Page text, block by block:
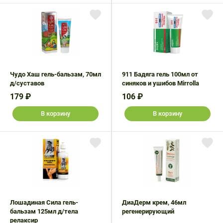
Чудо Хаш гель-бальзам, 70мл
д/суставов
179 ₽
В корзину
911 Бадяга гель 100мл от
синяков и ушибов Mirrolla
106 ₽
В корзину
Лошадиная Сила гель-
бальзам 125мл д/тела
релаксир
ДиаДерм крем, 46мл
регенерирующий